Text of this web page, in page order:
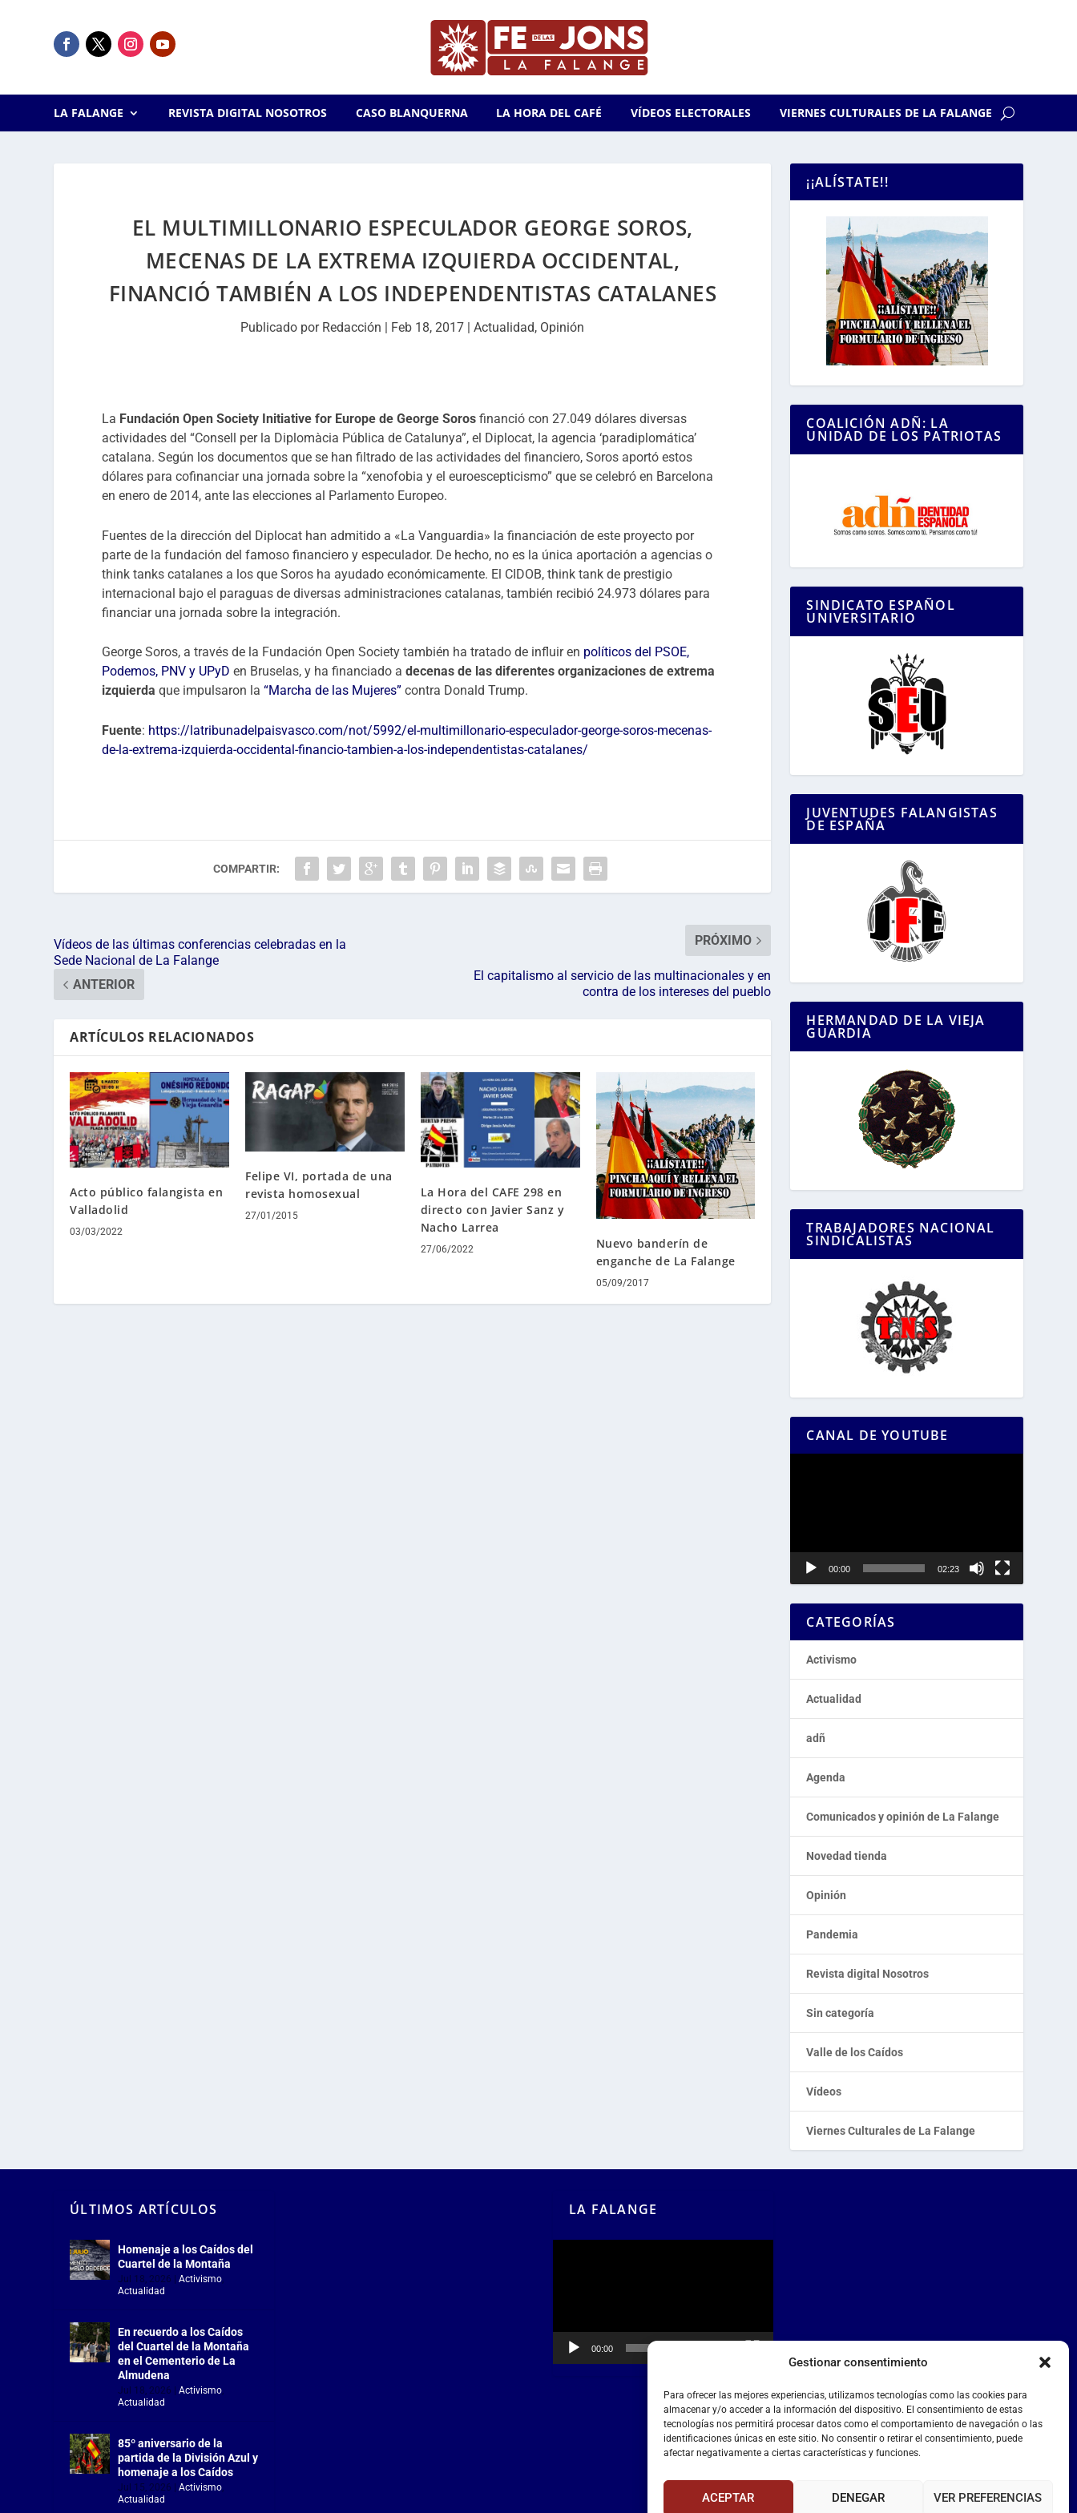
Gestionar consentimiento
Para ofrecer las mejores experiencias, utilizamos tecnologías como las cookies para
almacenar y/o acceder a la información del dispositivo. El consentimiento de estas
tecnologías nos permitirá procesar datos como el comportamiento de navegación o las
identificaciones únicas en este sitio. No consentir o retirar el consentimiento, puede
afectar negativamente a ciertas características y funciones.
ACEPTAR DENEGAR VER PREFERENCIAS
LA FALANGE REVISTA DIGITAL NOSOTROS CASO BLANQUERNA LA HORA DEL CAFÉ VÍDEOS ELECTORALES VIERNES CULTURALES DE LA FALANGE
EL MULTIMILLONARIO ESPECULADOR GEORGE SOROS,
MECENAS DE LA EXTREMA IZQUIERDA OCCIDENTAL,
FINANCIÓ TAMBIÉN A LOS INDEPENDENTISTAS CATALANES
Publicado por Redacción | Feb 18, 2017 |Actualidad, Opinión
La Fundación Open Society Initiative for Europe de George Soros financió con 27.049 dólares diversas
actividades del “Consell per la Diplomàcia Pública de Catalunya”, el Diplocat, la agencia ‘paradiplomática’
catalana. Según los documentos que se han filtrado de las actividades del financiero, Soros aportó estos
dólares para cofinanciar una jornada sobre la “xenofobia y el euroescepticismo” que se celebró en Barcelona
en enero de 2014, ante las elecciones al Parlamento Europeo.
Fuentes de la dirección del Diplocat han admitido a «La Vanguardia» la financiación de este proyecto por
parte de la fundación del famoso financiero y especulador. De hecho, no es la única aportación a agencias o
think tanks catalanes a los que Soros ha ayudado económicamente. El CIDOB, think tank de prestigio
internacional bajo el paraguas de diversas administraciones catalanas, también recibió 24.973 dólares para
financiar una jornada sobre la integración.
George Soros, a través de la Fundación Open Society también ha tratado de influir en políticos del PSOE,
Podemos, PNV y UPyDen Bruselas, y ha financiado adecenas de las diferentes organizaciones de extrema
izquierdaque impulsaron la“Marcha de las Mujeres” contra Donald Trump.
Fuente: https://latribunadelpaisvasco.com/not/5992/el-multimillonario-especulador-george-soros-mecenas-
de-la-extrema-izquierda-occidental-financio-tambien-a-los-independentistas-catalanes/
COMPARTIR:
Vídeos de las últimas conferencias celebradas en la
Sede Nacional de La Falange
ANTERIOR
PRÓXIMO
El capitalismo al servicio de las multinacionales y en
contra de los intereses del pueblo
ARTÍCULOS RELACIONADOS
Acto público falangista en
Valladolid
03/03/2022
Felipe VI, portada de una
revista homosexual
27/01/2015
La Hora del CAFE 298 en
directo con Javier Sanz y
Nacho Larrea
27/06/2022
Nuevo banderín de
enganche de La Falange
05/09/2017
¡¡ALÍSTATE!!
COALICIÓN ADÑ: LA
UNIDAD DE LOS PATRIOTAS
SINDICATO ESPAÑOL
UNIVERSITARIO
JUVENTUDES FALANGISTAS
DE ESPAÑA
HERMANDAD DE LA VIEJA
GUARDIA
TRABAJADORES NACIONAL
SINDICALISTAS
CANAL DE YOUTUBE
00:00 02:23
CATEGORÍAS
Activismo
Actualidad
adñ
Agenda
Comunicados y opinión de La Falange
Novedad tienda
Opinión
Pandemia
Revista digital Nosotros
Sin categoría
Valle de los Caídos
Vídeos
Viernes Culturales de La Falange
ÚLTIMOS ARTÍCULOS
Homenaje a los Caídos del
Cuartel de la Montaña
Jul 18, 2026 |Activismo,
Actualidad
En recuerdo a los Caídos
del Cuartel de la Montaña
en el Cementerio de La
Almudena
Jul 18, 2026 |Activismo,
Actualidad
85º aniversario de la
partida de la División Azul y
homenaje a los Caídos
Jul 15, 2026 |Activismo,
Actualidad
LA FALANGE
00:00